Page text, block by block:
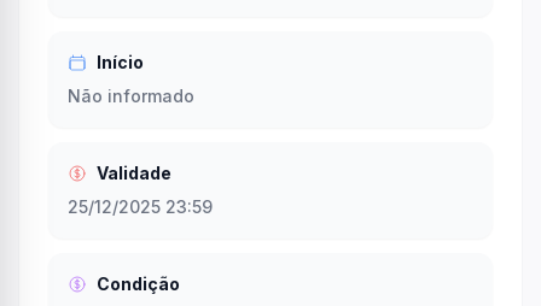
Início
Não informado
Validade
25/12/2025 23:59
Condição